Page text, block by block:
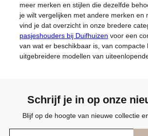
meer merken en stijlen die dezelfde
je wilt vergelijken met andere merken en
vind je dat overzicht in onze bredere
pasjeshouders bij Duifhuizen voor een
van wat er beschikbaar is, van compacte
uitgebreidere modellen van
Schrijf je in op onze
Blijf op de hoogte van nieuwe collectie